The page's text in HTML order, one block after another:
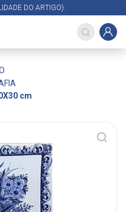
DO ARTIGO).
cm